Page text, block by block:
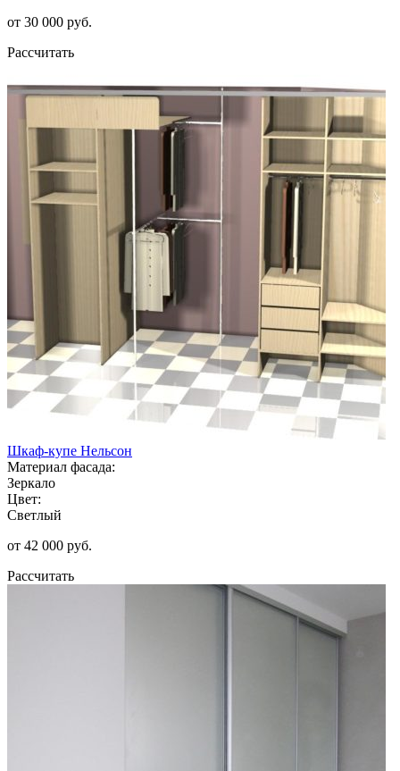
от 30 000 руб.
Рассчитать
Шкаф-купе Нельсон
Материал фасада:
Зеркало
Цвет:
Светлый
от 42 000 руб.
Рассчитать